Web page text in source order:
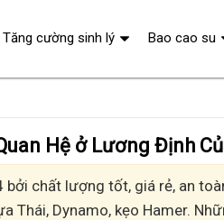
Hệ ở Lương Định
chất lượng tốt, giá rẻ, an
Thái, Dynamo, kẹo Hamer.
Tăng cường sinh lý Bao cao su